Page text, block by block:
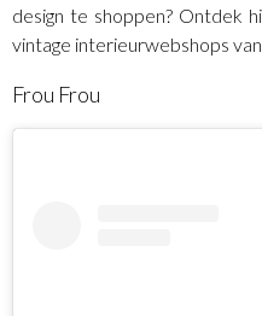
design te shoppen? Ontdek
vintage interieurwebshops
Frou Frou